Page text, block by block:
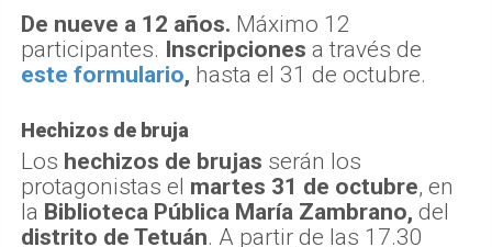
De nueve a 12 años. Máximo 12
participantes. Inscripciones a través de
este formulario, hasta el 31 de octubre.
Hechizos de bruja
Los hechizos de brujas serán los
protagonistas el martes 31 de octubre, en
la Biblioteca Pública María Zambrano, del
distrito de Tetuán. A partir de las 17.30